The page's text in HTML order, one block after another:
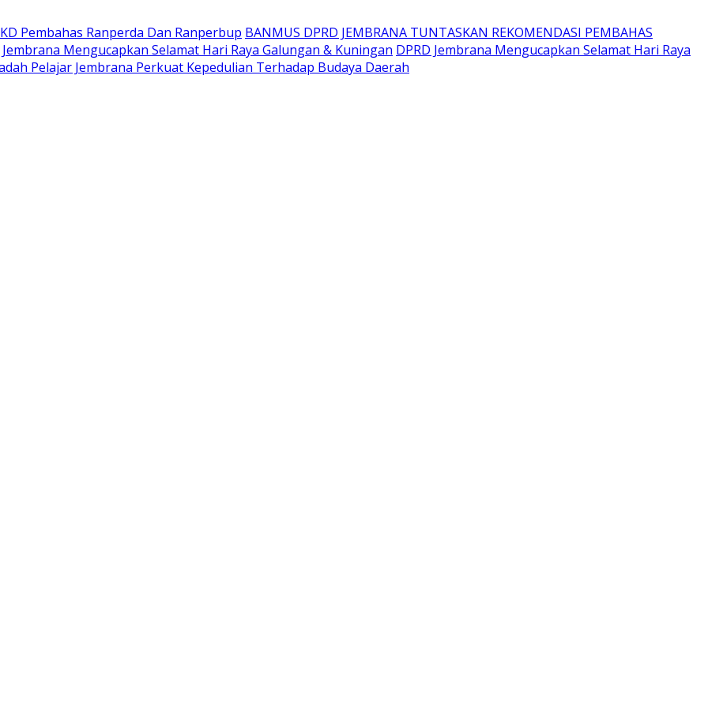
Pembahas Ranperda Dan Ranperbup BANMUS DPRD JEMBRANA TUNTASKAN REKOMENDASI PEMBAHAS
Mengucapkan Selamat Hari Raya Galungan & Kuningan DPRD Jembrana Mengucapkan Selamat Hari Raya
Pelajar Jembrana Perkuat Kepedulian Terhadap Budaya Daerah